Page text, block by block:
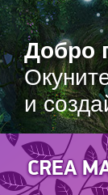
Добро
и